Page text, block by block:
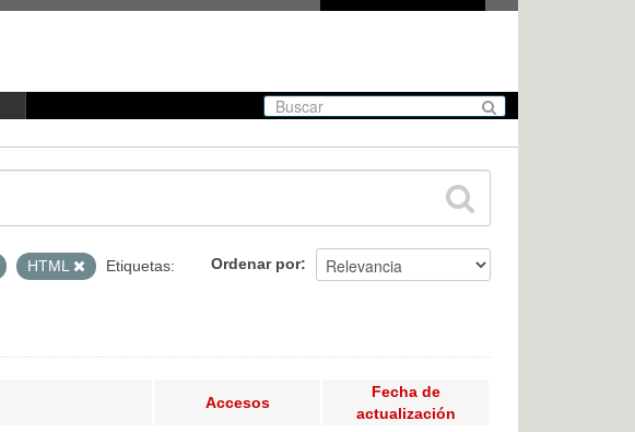
Ordenar por
HTML
Etiquetas:
Accesos
Fecha de
actualización